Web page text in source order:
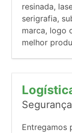
resinada,
serigrafia,
marca, logo
melhor
Entregamos